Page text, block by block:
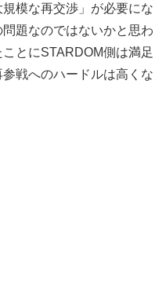
模な再交渉」が必要にな
題なのではないかと思わ
とにSTARDOM側は満足
戦へのハードルは高くな